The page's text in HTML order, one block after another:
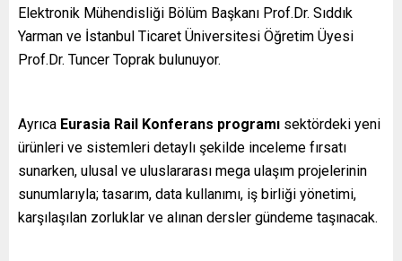
Elektronik Mühendisliği Bölüm Başkanı Prof.Dr. Sıddık
Yarman ve İstanbul Ticaret Üniversitesi Öğretim Üyesi
Prof.Dr. Tuncer Toprak bulunuyor.
Ayrıca Eurasia Rail Konferans programı sektördeki yeni
ürünleri ve sistemleri detaylı şekilde inceleme fırsatı
sunarken, ulusal ve uluslararası mega ulaşım projelerinin
sunumlarıyla; tasarım, data kullanımı, iş birliği yönetimi,
karşılaşılan zorluklar ve alınan dersler gündeme taşınacak.